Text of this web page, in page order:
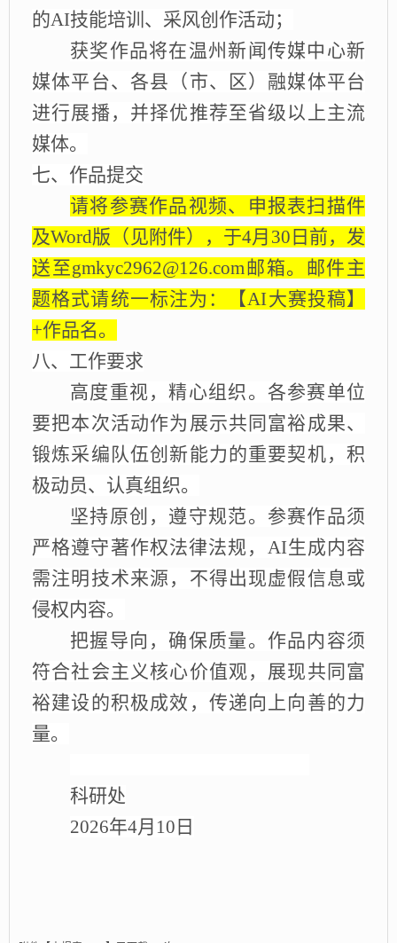
的AI技能培训、采风创作活动；
获奖作品将在温州新闻传媒中心新
媒体平台、各县（市、区）融媒体平台
进行展播，并择优推荐至省级以上主流
媒体。
七、作品提交
请将参赛作品视频、申报表扫描件
及Word版（见附件），于4月30日前，发
送至gmkyc2962@126.com邮箱。邮件主
题格式请统一标注为：【AI大赛投稿】
+作品名。
八、 工作要求
高度重视，精心组织 。 各参赛单位
要把本次活动作为展示共同富裕成果、
锻炼采编队伍创新能力的重要契机，积
极动员、认真组织。
坚持原创 ， 遵守规范。 参赛作品须
严格遵守著作权法律法规，
AI生成内容
需注明技术来源，不得出现虚假信息或
侵权内容。
把握导向 ， 确保质量。 作品内容须
符合社会主义核心价值观，展现共同富
裕建设的积极成效，传递向上向善的力
量。
科研处
2026年4月10日